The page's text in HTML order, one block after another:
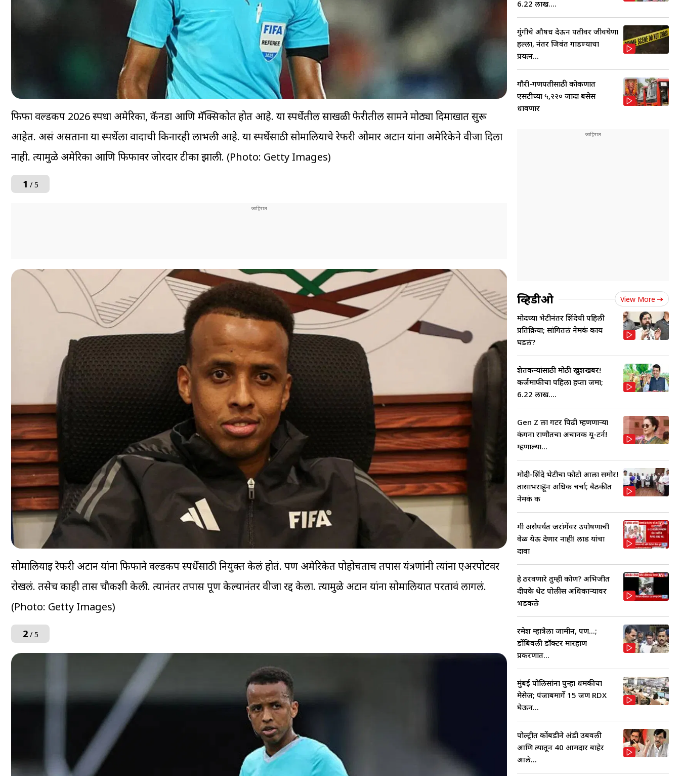
फिफा वर्ल्डकप 2026 स्पर्धा अमेरिका, कॅनडा आणि मॅक्सिकोत होत आहे. या स्पर्धेतील साखळी फेरीतील सामने मोठ्या दिमाखात सुरू
आहेत. असं असताना या स्पर्धेला वादाची किनारही लाभली आहे. या स्पर्धेसाठी सोमालियाचे रेफरी ओमार अर्टान यांना अमेरिकेने वीजा दिला
नाही. त्यामुळे अमेरिका आणि फिफावर जोरदार टीका झाली. (Photo: Getty Images)
1 / 5
सोमालियाई रेफरी अर्टान यांना फिफाने वर्ल्डकप स्पर्धेसाठी नियुक्त केलं होतं. पण अमेरिकेत पोहोचताच तपास यंत्रणांनी त्यांना एअरपोर्टवर
रोखलं. तसेच काही तास चौकशी केली. त्यानंतर तपास पूर्ण केल्यानंतर वीजा रद्द केला. त्यामुळे अर्टान यांना सोमालियात परतावं लागलं.
(Photo: Getty Images)
2/ 5
6.22 लाख....
गुंगीचे औषध देऊन पतीवर जीवघेणा
हल्ला, नंतर जिवंत गाडण्याचा
प्रयत्न...
गौरी-गणपतीसाठी कोकणात
एसटीच्या ५,२२० जादा बसेस
धावणार
व्हिडीओ View More
मोदींच्या भेटीनंतर शिंदेची पहिली
प्रतिक्रिया; सांगितलं नेमकं काय
घडलं?
शेतकऱ्यांसाठी मोठी खुशखबर!
कर्जमाफीचा पहिला हप्ता जमा;
6.22 लाख....
Gen Z ला गटर पिढी म्हणणाऱ्या
कंगना राणौतचा अचानक यू-टर्न!
म्हणाल्या...
मोदी-शिंदे भेटीचा फोटो आला समोर!
तासाभराहून अधिक चर्चा; बैठकीत
नेमकं क
मी असेपर्यंत जरांगेंवर उपोषणाची
वेळ येऊ देणार नाही! लाड यांचा
दावा
हे ठरवणारे तुम्ही कोण? अभिजीत
दीपके थेट पोलीस अधिकाऱ्यावर
भडकले
रमेश म्हात्रेला जामीन, पण...;
डोंबिवली डॉक्टर मारहाण
प्रकरणात...
मुंबई पोलिसांना पुन्हा धमकीचा
मेसेज; पंजाबमार्गे 15 जण RDX
घेऊन...
पोल्ट्रीत कोंबडीने अंडी उबवली
आणि त्यातून 40 आमदार बाहेर
आले...